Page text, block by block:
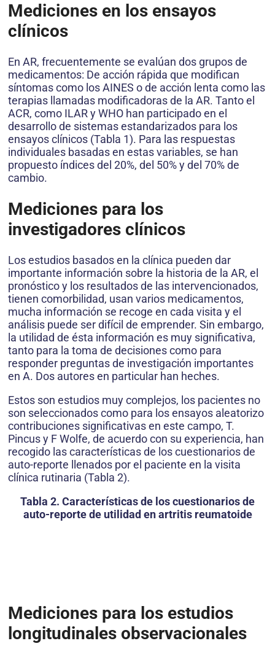
Mediciones en los ensayos
clínicos
En AR, frecuentemente se evalúan dos grupos de
medicamentos: De acción rápida que modifican
síntomas como los AINES o de acción lenta como las
terapias llamadas modificadoras de la AR. Tanto el
ACR, como ILAR y WHO han participado en el
desarrollo de sistemas estandarizados para los
ensayos clínicos (Tabla 1). Para las respuestas
individuales basadas en estas variables, se han
propuesto índices del 20%, del 50% y del 70% de
cambio.
Mediciones para los
investigadores clínicos
Los estudios basados en la clínica pueden dar
importante información sobre la historia de la AR, el
pronóstico y los resultados de las intervencionados,
tienen comorbilidad, usan varios medicamentos,
mucha información se recoge en cada visita y el
análisis puede ser difícil de emprender. Sin embargo,
la utilidad de ésta información es muy significativa,
tanto para la toma de decisiones como para
responder preguntas de investigación importantes
en A. Dos autores en particular han heches.
Estos son estudios muy complejos, los pacientes no
son seleccionados como para los ensayos aleatorizo
contribuciones significativas en este campo, T.
Pincus y F Wolfe, de acuerdo con su experiencia, han
recogido las características de los cuestionarios de
auto-reporte llenados por el paciente en la visita
clínica rutinaria (Tabla 2).
Tabla 2. Características de los cuestionarios de
auto-reporte de utilidad en artritis reumatoide
Mediciones para los estudios
longitudinales observacionales